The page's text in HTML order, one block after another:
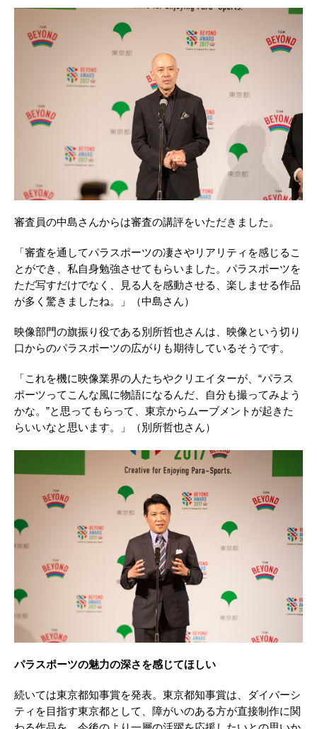
審査員の中島さんからは審査の講評をいただきました。
「審査を通してパラスポーツの凄さやリアリティを感じるこ
とができ、私自身勉強させてもらいました。パラスポーツを
ただ写すだけでなく、見る人を感動させる、楽しませる作品
が多く驚きましたね。」（中島さん）
映像部門の旗振り役である別所哲也さんは、映像という切り
口からのパラスポーツの広がりも期待しているそうです。
「これを機に映像業界の人たちやクリエイターが、“パラス
ポーツってこんな風に物語になるんだ、自分も撮ってみよう
かな。”と思ってもらって、東京からムーブメントが起きた
らいいなと思います。」（別所哲也さん）
パラスポーツの魅力の深さを感じてほしい
続いては東京都知事賞を発表。東京都知事賞は、ダイバーシ
ティを目指す東京都として、障がいのある方が直接制作に関